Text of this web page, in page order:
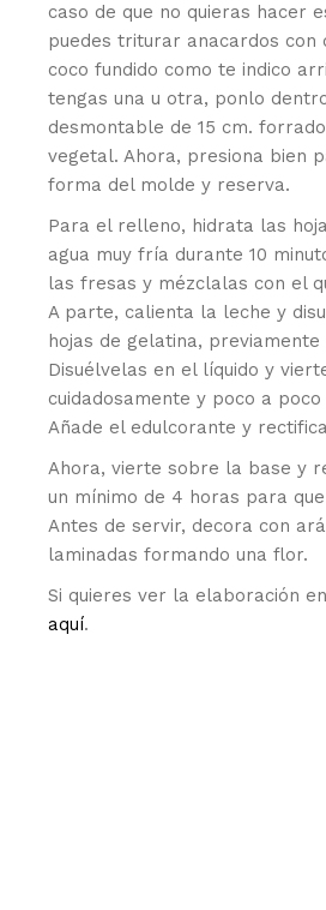
caso de que no quieras hacer
puedes triturar anacardos con
coco fundido como te indico
tengas una u otra, ponlo
desmontable de 15 cm.
vegetal. Ahora, presiona bien
forma del molde y reserva.
Para el relleno, hidrata las
agua muy fría durante 10
las fresas y mézclalas con el
A parte, calienta la leche y
hojas de gelatina, previamente
Disuélvelas en el líquido y
cuidadosamente y poco a
Añade el edulcorante y
Ahora, vierte sobre la base y
un mínimo de 4 horas para
Antes de servir, decora con
laminadas formando una flor.
Si quieres ver la elaboración
aquí.